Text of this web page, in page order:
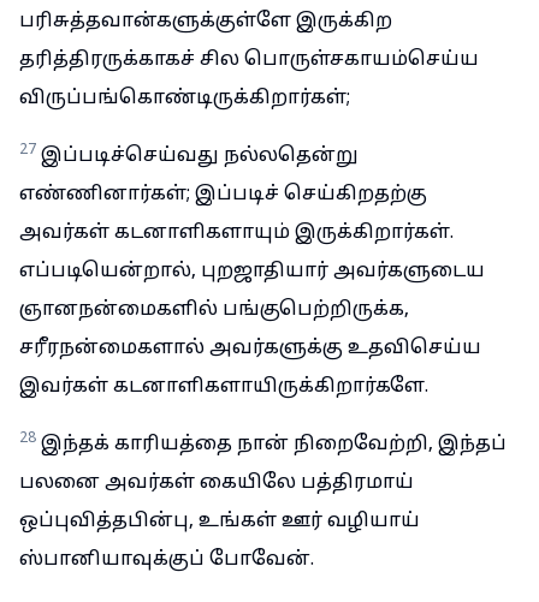
பரிசுத்தவான்களுக்குள்ளே இருக்கிற
தரித்திரருக்காகச் சில பொருள்சகாயம்செய்ய
விருப்பங்கொண்டிருக்கிறார்கள்;
27 இப்படிச்செய்வது நல்லதென்று
எண்ணினார்கள்; இப்படிச் செய்கிறதற்கு
அவர்கள் கடனாளிகளாயும் இருக்கிறார்கள்.
எப்படியென்றால், புறஜாதியார் அவர்களுடைய
ஞானநன்மைகளில் பங்குபெற்றிருக்க,
சரீரநன்மைகளால் அவர்களுக்கு உதவிசெய்ய
இவர்கள் கடனாளிகளாயிருக்கிறார்களே.
28 இந்தக் காரியத்தை நான் நிறைவேற்றி, இந்தப்
பலனை அவர்கள் கையிலே பத்திரமாய்
ஒப்புவித்தபின்பு, உங்கள் ஊர் வழியாய்
ஸ்பானியாவுக்குப் போவேன்.